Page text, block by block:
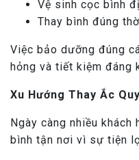
Vệ sinh cọc bình
Thay bình đúng
Việc bảo dưỡng đúng
hỏng và tiết kiệm đáng
Xu Hướng Thay Ắc
Ngày càng nhiều
bình tận nơi vì sự tiện